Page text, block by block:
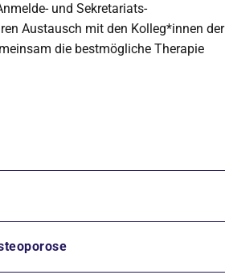
und Sekretariats-
Austausch mit den Kolleg*innen der
die bestmögliche Therapie